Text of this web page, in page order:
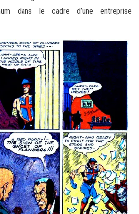
dans le cadre d’une entreprise